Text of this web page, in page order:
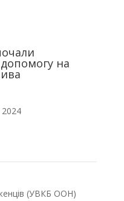
на
(УВКБ ООН)